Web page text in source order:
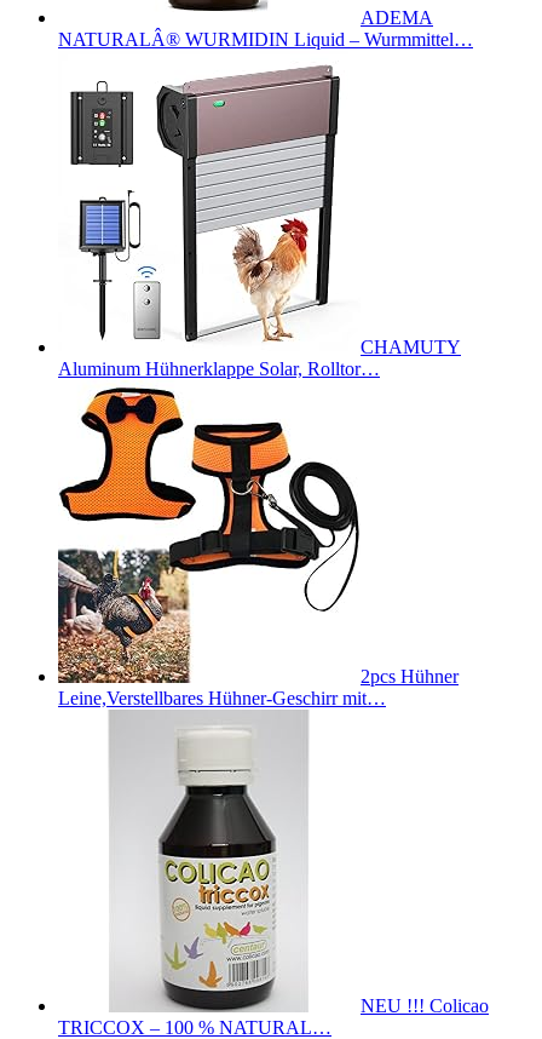
ADEMA
NATURALÂ® WURMIDIN Liquid – Wurmmittel…
CHAMUTY
Aluminum Hühnerklappe Solar, Rolltor…
2pcs Hühner
Leine,Verstellbares Hühner-Geschirr mit…
NEU !!! Colicao
TRICCOX – 100 % NATURAL…